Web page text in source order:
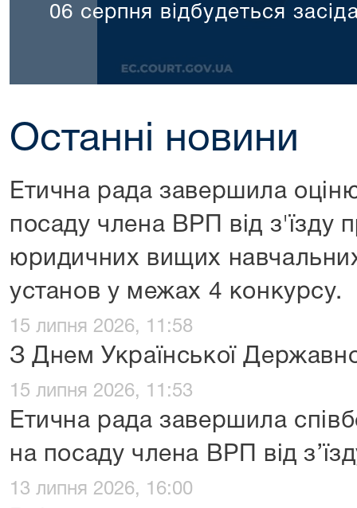
06 серпня відбудеться
Останні новини
Етична рада завершила
посаду члена ВРП від з'їзду
юридичних вищих
установ у межах 4 конкурсу.
15 липня 2026, 11:58
З Днем Української
15 липня 2026, 11:53
Етична рада завершила
на посаду члена ВРП від
13 липня 2026, 16:00